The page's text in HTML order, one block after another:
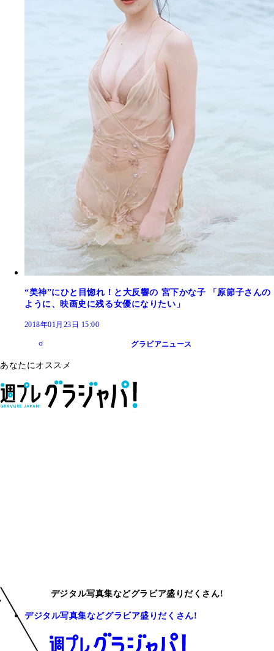
“美神”にひと目惚れ！と大反響の 宮下かな子 「原節子さんの
ように、映画史に残る女優になりたい」
2018年01月23日 15:00
グラビアニュース
あなたにオススメ
デジタル写真集などグラビア盛りだくさん!
デジタル写真集などグラビア盛りだくさん!